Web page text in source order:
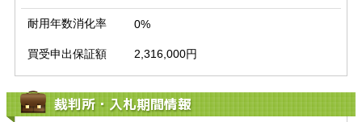
耐用年数消化率 0%
買受申出保証額 2,316,000円
裁判所・入札期間情報